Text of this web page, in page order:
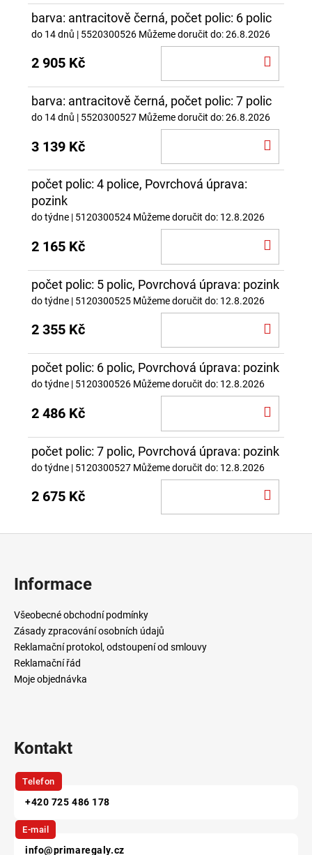
barva: antracitově černá, počet polic: 6 polic
do 14 dnů | 5520300526 Můžeme doručit do:26.8.2026
2 905 Kč
barva: antracitově černá, počet polic: 7 polic
do 14 dnů | 5520300527 Můžeme doručit do:26.8.2026
3 139 Kč
počet polic: 4 police, Povrchová úprava:
pozink
do týdne | 5120300524 Můžeme doručit do: 12.8.2026
2 165 Kč
počet polic: 5 polic, Povrchová úprava: pozink
do týdne | 5120300525 Můžeme doručit do: 12.8.2026
2 355 Kč
počet polic: 6 polic, Povrchová úprava: pozink
do týdne | 5120300526 Můžeme doručit do: 12.8.2026
2 486 Kč
počet polic: 7 polic, Povrchová úprava: pozink
do týdne | 5120300527 Můžeme doručit do: 12.8.2026
2 675 Kč
Informace
Všeobecné obchodní podmínky
Zásady zpracování osobních údajů
Reklamační protokol, odstoupení od smlouvy
Reklamační řád
Moje objednávka
Kontakt
Telefon
+420 725 486 178
E-mail
info@primaregaly.cz